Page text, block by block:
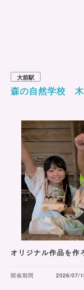
大前駅
森の自然学校
オリジナル作品を作
開催期間 2026/07/